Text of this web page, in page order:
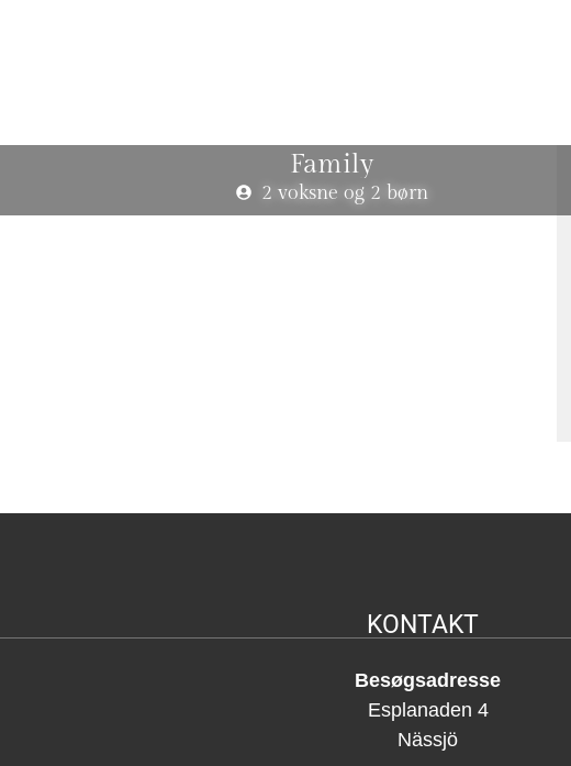
Family
2 voksne og 2 børn
KONTAKT
Besøgsadresse
Esplanaden 4
Nässjö